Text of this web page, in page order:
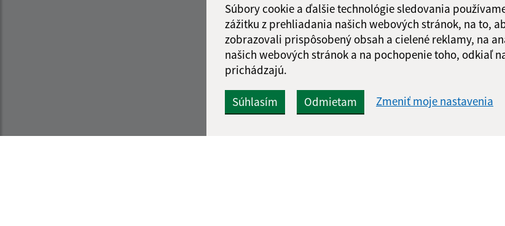
Súbory cookie a ďalšie technológie sledovania
zážitku z prehliadania našich webových stránok, na to,
zobrazovali prispôsobený obsah a cielené reklamy, na
našich webových stránok a na pochopenie toho, odkiaľ
prichádzajú.
Súhlasím Odmietam Zmeniť moje nastavenia